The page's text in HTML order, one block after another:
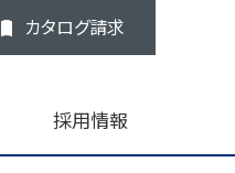
カタログ請求
採用情報